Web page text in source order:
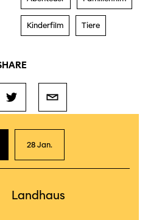
Kinderfilm Tiere
28 Jan.
Landhaus